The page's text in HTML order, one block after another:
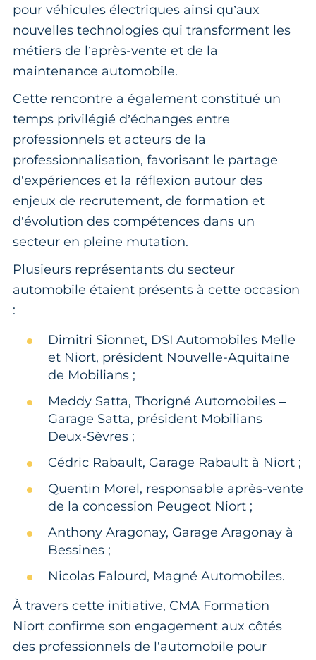
pour véhicules électriques ainsi qu’aux
nouvelles technologies qui transforment les
métiers de l’après-vente et de la
maintenance automobile.
Cette rencontre a également constitué un
temps privilégié d’échanges entre
professionnels et acteurs de la
professionnalisation, favorisant le partage
d’expériences et la réflexion autour des
enjeux de recrutement, de formation et
d’évolution des compétences dans un
secteur en pleine mutation.
Plusieurs représentants du secteur
automobile étaient présents à cette occasion
:
Dimitri Sionnet, DSI Automobiles Melle
et Niort, président Nouvelle-Aquitaine
de Mobilians ;
Meddy Satta, Thorigné Automobiles –
Garage Satta, président Mobilians
Deux-Sèvres ;
Cédric Rabault, Garage Rabault à Niort ;
Quentin Morel, responsable après-vente
de la concession Peugeot Niort ;
Anthony Aragonay, Garage Aragonay à
Bessines ;
Nicolas Falourd, Magné Automobiles.
À travers cette initiative, CMA Formation
Niort confirme son engagement aux côtés
des professionnels de l’automobile pour